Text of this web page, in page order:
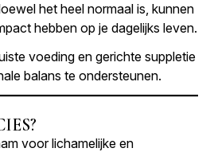
het heel normaal is, kunnen
hebben op je dagelijks leven.
voeding en gerichte suppletie
balans te ondersteunen.
voor lichamelijke en